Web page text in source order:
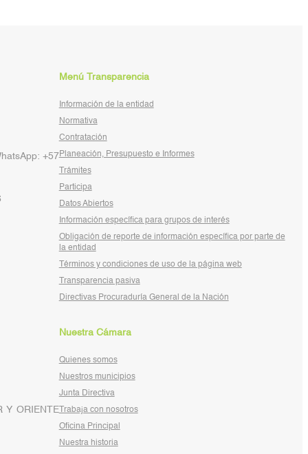
+57
Y ORIENTE
Menú Transparencia
Información de la entidad
Normativa
Contratación
Planeación, Presupuesto e Informes
Trámites
Participa
Datos Abiertos
Información específica para grupos de interés
Obligación de reporte de información específica por parte de
la entidad
Términos y condiciones de uso de la página web
Transparencia pasiva
Directivas Procuraduría General de la Nación
Nuestra Cámara
Quienes somos
Nuestros municipios
Junta Directiva
Trabaja con nosotros
Oficina Principal
Nuestra historia